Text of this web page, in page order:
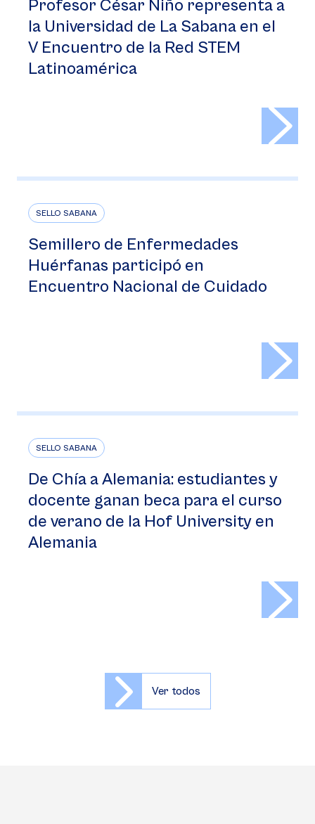
Profesor César Niño representa a
la Universidad de La Sabana en el
V Encuentro de la Red STEM
Latinoamérica
SELLO SABANA
Semillero de Enfermedades
Huérfanas participó en
Encuentro Nacional de Cuidado
SELLO SABANA
De Chía a Alemania: estudiantes y
docente ganan beca para el curso
de verano de la Hof University en
Alemania
Ver todos